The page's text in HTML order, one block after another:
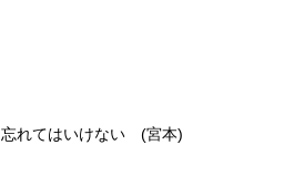
忘れてはいけない (宮本)